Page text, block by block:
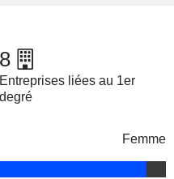
8
Entreprises liées au 1er
degré
Femme